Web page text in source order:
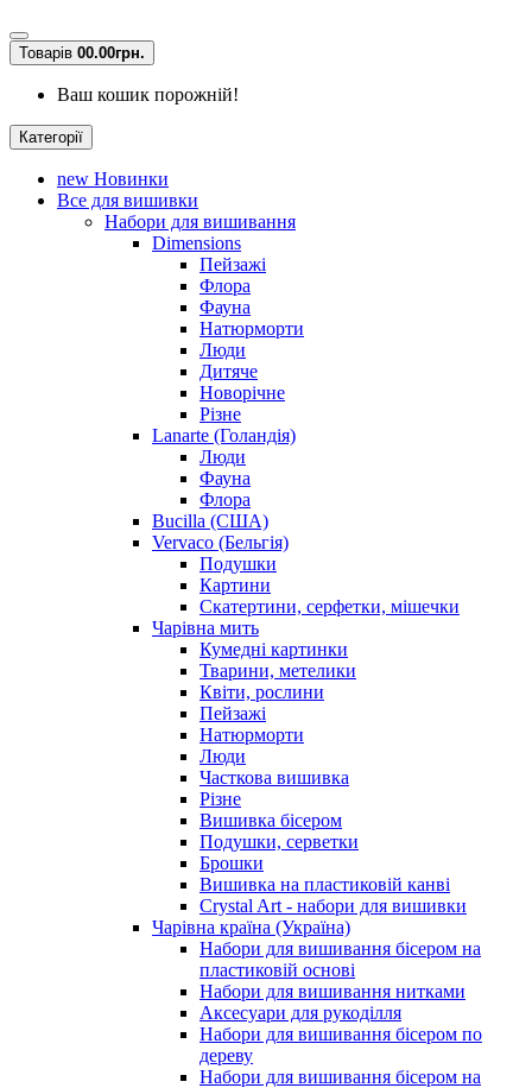
Товарів 00.00грн.
Ваш кошик порожній!
Категорії
new Новинки
Все для вишивки
Набори для вишивання
Dimensions
Пейзажі
Флора
Фауна
Натюрморти
Люди
Дитяче
Новорічне
Різне
Lanarte (Голандія)
Люди
Фауна
Флора
Bucilla (США)
Vervaco (Бельгія)
Подушки
Картини
Скатертини, серфетки, мішечки
Чарiвна мить
Кумедні картинки
Тварини, метелики
Квіти, рослини
Пейзажі
Натюрморти
Люди
Часткова вишивка
Різне
Вишивка бісером
Подушки, серветки
Брошки
Вишивка на пластиковій канві
Crystal Art - набори для вишивки
Чарівна країна (Україна)
Набори для вишивання бісером на
пластиковій основі
Набори для вишивання нитками
Аксесуари для рукоділля
Набори для вишивання бісером по
дереву
Набори для вишивання бісером на